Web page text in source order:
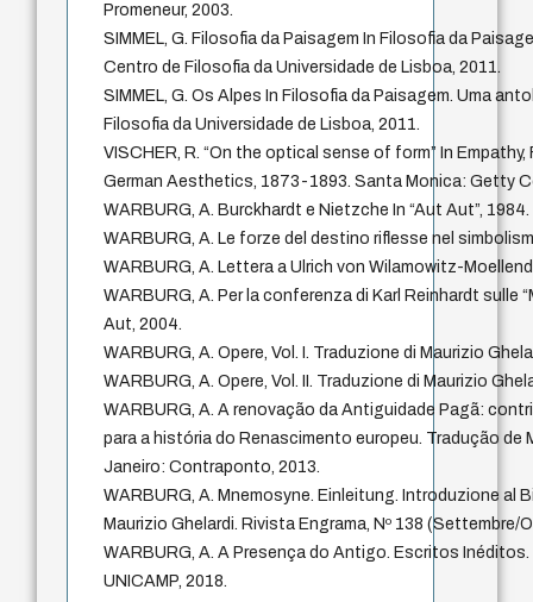
Promeneur, 2003.
SIMMEL, G. Filosofia da Paisagem In Filosofia da
Centro de Filosofia da Universidade de Lisboa, 2011.
SIMMEL, G. Os Alpes In Filosofia da Paisagem. Uma
Filosofia da Universidade de Lisboa, 2011.
VISCHER, R. “On the optical sense of form” In
German Aesthetics, 1873-1893. Santa Monica: Getty
WARBURG, A. Burckhardt e Nietzche In “Aut Aut”, 1984.
WARBURG, A. Le forze del destino riflesse nel
WARBURG, A. Lettera a Ulrich von Wilamowitz-
WARBURG, A. Per la conferenza di Karl Reinhardt sulle
Aut, 2004.
WARBURG, A. Opere, Vol. I. Traduzione di Maurizio
WARBURG, A. Opere, Vol. II. Traduzione di Maurizio
WARBURG, A. A renovação da Antiguidade Pagã:
para a história do Renascimento europeu. Tradução de
Janeiro: Contraponto, 2013.
WARBURG, A. Mnemosyne. Einleitung. Introduzione al
Maurizio Ghelardi. Rivista Engrama, Nº 138 (Settembre/
WARBURG, A. A Presença do Antigo. Escritos Inéditos.
UNICAMP, 2018.